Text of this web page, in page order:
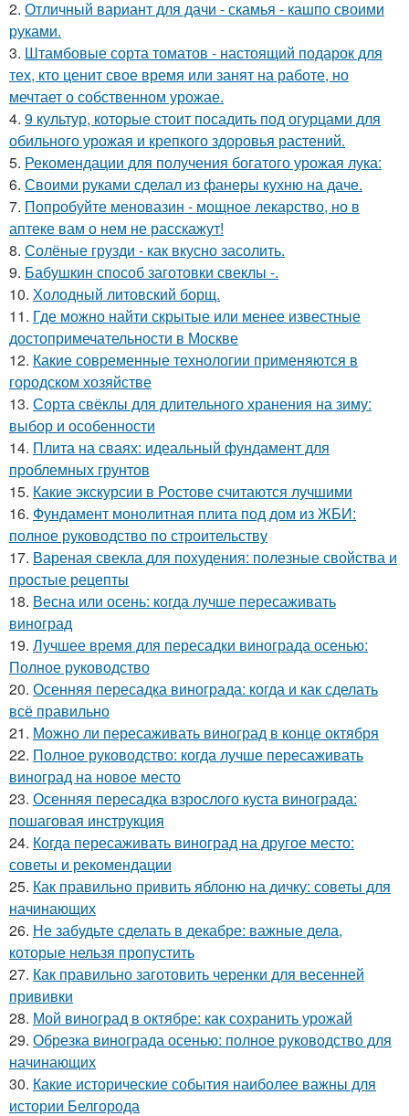
2. Отличный вариант для дачи - скамья - кашпо своими
руками.
3. Штамбовые сорта томатов - настоящий подарок для
тех, кто ценит свое время или занят на работе, но
мечтает о собственном урожае.
4. 9 культур, которые стоит посадить под огурцами для
обильного урожая и крепкого здоровья растений.
5. Рекомендации для получения богатого урожая лука:
6. Своими руками сделал из фанеры кухню на даче.
7. Попробуйте меновазин - мощное лекарство, но в
аптеке вам о нем не расскажут!
8. Солёные грузди - как вкусно засолить.
9. Бабушкин способ заготовки свеклы -.
10. Холодный литовский борщ.
11. Где можно найти скрытые или менее известные
достопримечательности в Москве
12. Какие современные технологии применяются в
городском хозяйстве
13. Сорта свёклы для длительного хранения на зиму:
выбор и особенности
14. Плита на сваях: идеальный фундамент для
проблемных грунтов
15. Какие экскурсии в Ростове считаются лучшими
16. Фундамент монолитная плита под дом из ЖБИ:
полное руководство по строительству
17. Вареная свекла для похудения: полезные свойства и
простые рецепты
18. Весна или осень: когда лучше пересаживать
виноград
19. Лучшее время для пересадки винограда осенью:
Полное руководство
20. Осенняя пересадка винограда: когда и как сделать
всё правильно
21. Можно ли пересаживать виноград в конце октября
22. Полное руководство: когда лучше пересаживать
виноград на новое место
23. Осенняя пересадка взрослого куста винограда:
пошаговая инструкция
24. Когда пересаживать виноград на другое место:
советы и рекомендации
25. Как правильно привить яблоню на дичку: советы для
начинающих
26. Не забудьте сделать в декабре: важные дела,
которые нельзя пропустить
27. Как правильно заготовить черенки для весенней
прививки
28. Мой виноград в октябре: как сохранить урожай
29. Обрезка винограда осенью: полное руководство для
начинающих
30. Какие исторические события наиболее важны для
истории Белгорода